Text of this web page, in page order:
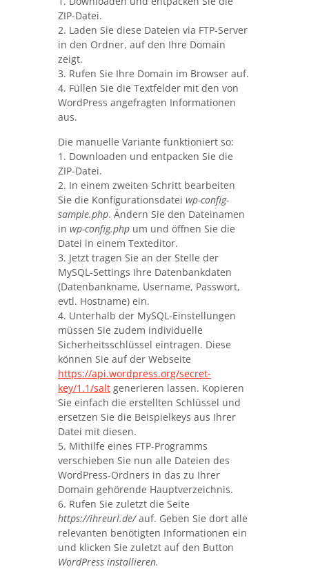
ZIP-Datei.
2. Laden Sie diese Dateien via FTP-Server
in den Ordner, auf den Ihre Domain
zeigt.
3. Rufen Sie Ihre Domain im Browser auf.
4. Füllen Sie die Textfelder mit den von
WordPress angefragten Informationen
aus.
Die manuelle Variante funktioniert so:
1. Downloaden und entpacken Sie die
ZIP-Datei.
2. In einem zweiten Schritt bearbeiten
Sie die Konfigurationsdatei wp-config-
sample.php. Ändern Sie den Dateinamen
in wp-config.php um und öffnen Sie die
Datei in einem Texteditor.
3. Jetzt tragen Sie an der Stelle der
MySQL-Settings Ihre Datenbankdaten
(Datenbankname, Username, Passwort,
evtl. Hostname) ein.
4. Unterhalb der MySQL-Einstellungen
müssen Sie zudem individuelle
Sicherheitsschlüssel eintragen. Diese
können Sie auf der Webseite
https://api.wordpress.org/secret-
key/1.1/salt generieren lassen. Kopieren
Sie einfach die erstellten Schlüssel und
ersetzen Sie die Beispielkeys aus Ihrer
Datei mit diesen.
5. Mithilfe eines FTP-Programms
verschieben Sie nun alle Dateien des
WordPress-Ordners in das zu Ihrer
Domain gehörende Hauptverzeichnis.
6. Rufen Sie zuletzt die Seite
https://ihreurl.de/auf. Geben Sie dort alle
relevanten benötigten Informationen ein
und klicken Sie zuletzt auf den Button
WordPress installieren.